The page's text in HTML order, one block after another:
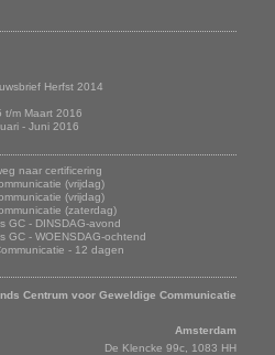
Herfst 2014
t/m Maart 2016
- Juni 2016
naar certificering
(vrijdag)
(vrijdag)
(zaterdag)
GC - DINSDAG-avond
GC - WOENSDAG-ochtend
- 12 dagen
Centrum voor Geweldige Communicatie
Amsterdam
De Klencke 99c, 1083 HH